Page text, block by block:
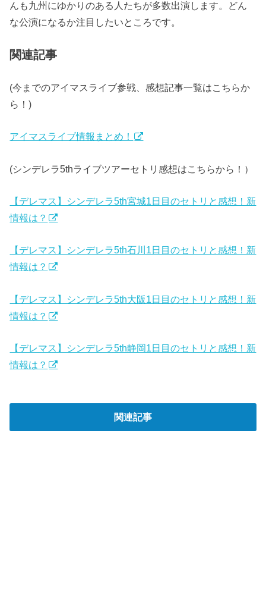
んも九州にゆかりのある人たちが多数出演します。どん
な公演になるか注目したいところです。
関連記事
(今までのアイマスライブ参戦、感想記事一覧はこちらか
ら！)
アイマスライブ情報まとめ！
(シンデレラ5thライブツアーセトリ感想はこちらから！ ）
【デレマス】シンデレラ5th宮城1日目のセトリと感想！新
情報は？
【デレマス】シンデレラ5th石川1日目のセトリと感想！新
情報は？
【デレマス】シンデレラ5th大阪1日目のセトリと感想！新
情報は？
【デレマス】シンデレラ5th静岡1日目のセトリと感想！新
情報は？
関連記事